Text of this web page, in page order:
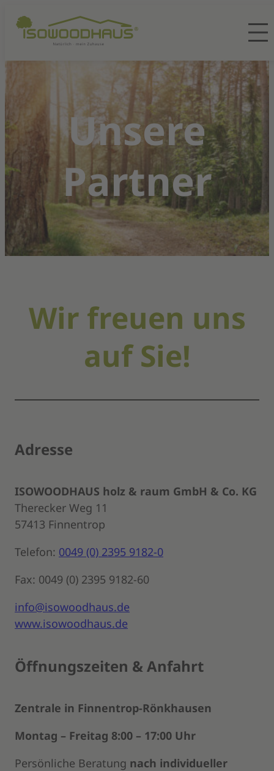
Unsere
Partner
Wir freuen uns
auf Sie!
Adresse
ISOWOODHAUS holz & raum GmbH & Co. KG
Therecker Weg 11
57413 Finnentrop
Telefon: 0049 (0) 2395 9182-0
Fax: 0049 (0) 2395 9182-60
info@isowoodhaus.de
www.isowoodhaus.de
Öffnungszeiten & Anfahrt
Zentrale in Finnentrop-Rönkhausen
Montag – Freitag 8:00 – 17:00 Uhr
Persönliche Beratung nach individueller